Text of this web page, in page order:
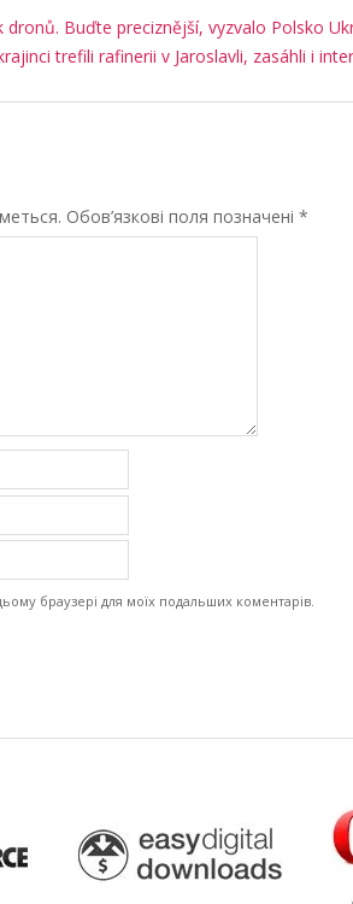
Buďte preciznější, vyzvalo Polsko
trefili rafinerii v Jaroslavli, zasáhli i
Обов’язкові поля позначені *
браузері для моїх подальших коментарів.